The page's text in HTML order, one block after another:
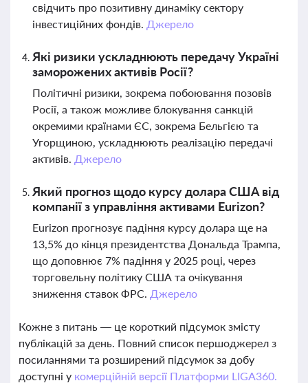
свідчить про позитивну динаміку сектору
інвестиційних фондів. Джерело
Які ризики ускладнюють передачу Україні
заморожених активів Росії?
Політичні ризики, зокрема побоювання позовів
Росії, а також можливе блокування санкцій
окремими країнами ЄС, зокрема Бельгією та
Угорщиною, ускладнюють реалізацію передачі
активів. Джерело
Який прогноз щодо курсу долара США від
компанії з управління активами Eurizon?
Eurizon прогнозує падіння курсу долара ще на
13,5% до кінця президентства Дональда Трампа,
що доповнює 7% падіння у 2025 році, через
торговельну політику США та очікування
зниження ставок ФРС. Джерело
Кожне з питань — це короткий підсумок змісту
публікацій за день. Повний список першоджерел з
посиланнями та розширений підсумок за добу
доступні у комерційній версії Платформи LIGA360.